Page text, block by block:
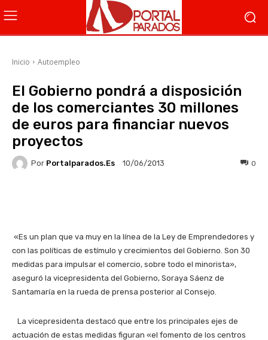
Inicio Autoempleo
El Gobierno pondrá a disposición
de los comerciantes 30 millones
de euros para financiar nuevos
proyectos
Por Portalparados.es 10/06/2013 0
«Es un plan que va muy en la línea de la Ley de Emprendedores y
con las políticas de estímulo y crecimientos del Gobierno. Son 30
medidas para impulsar el comercio, sobre todo el minorista»,
aseguró la vicepresidenta del Gobierno, Soraya Sáenz de
Santamaría en la rueda de prensa posterior al Consejo.
La vicepresidenta destacó que entre los principales ejes de
actuación de estas medidas figuran «el fomento de los centros